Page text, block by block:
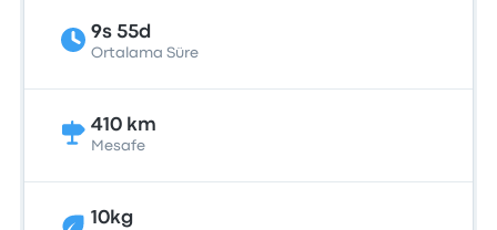
9s 55d
Ortalama Süre
410 km
Mesafe
10kg